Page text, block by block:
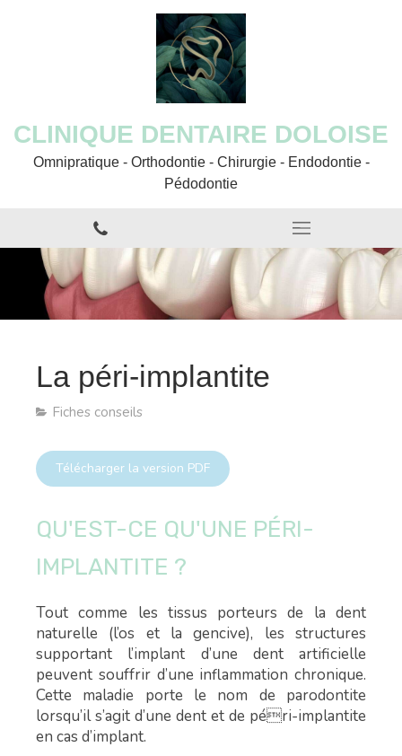
CLINIQUE DENTAIRE DOLOISE
Omnipratique - Orthodontie - Chirurgie - Endodontie -
Pédodontie
La péri-implantite
Fiches conseils
Télécharger la version PDF
QU'EST-CE QU'UNE PÉRI-
IMPLANTITE ?
Tout comme les tissus porteurs de la dent
naturelle (l’os et la gencive), les structures
supportant l’implant d’une dent artificielle
peuvent souffrir d’une inflammation chronique.
Cette maladie porte le nom de parodontite
lorsqu’il s’agit d’une dent et de péri-implantite
en cas d’implant.